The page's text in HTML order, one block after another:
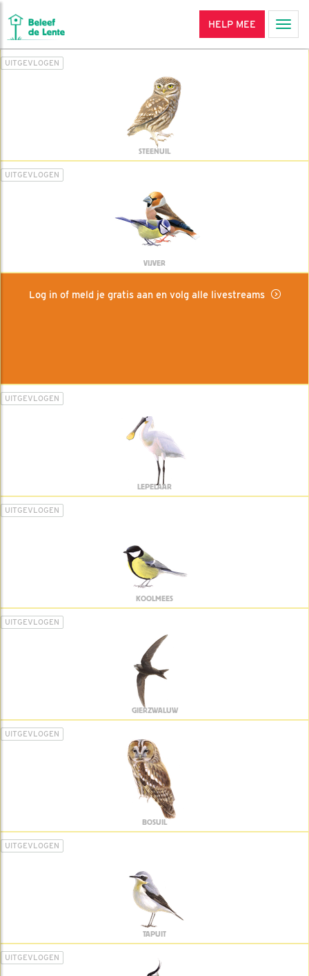
HELP MEE
UITGEVLOGEN
STEENUIL
UITGEVLOGEN
VIJVER
Log in of meld je gratis aan en volg alle livestreams
UITGEVLOGEN
LEPELAAR
UITGEVLOGEN
KOOLMEES
UITGEVLOGEN
GIERZWALUW
UITGEVLOGEN
BOSUIL
UITGEVLOGEN
TAPUIT
UITGEVLOGEN